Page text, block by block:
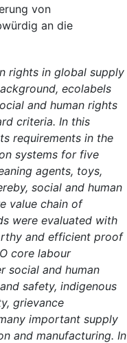
von
an die
rights in global supply
ecolabels
and human rights
criteria. In this
requirements in the
systems for five
agents, toys,
social and human
value chain of
were evaluated with
and efficient proof
core labour
social and human
safety, indigenous
grievance
important supply
and manufacturing. In